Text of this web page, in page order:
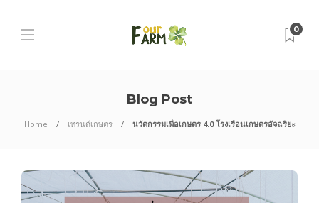
0
Blog Post
Home เทรนด์เกษตร นวัตกรรมเพื่อเกษตร 4.0 โรงเรือนเกษตรอัจฉริยะ